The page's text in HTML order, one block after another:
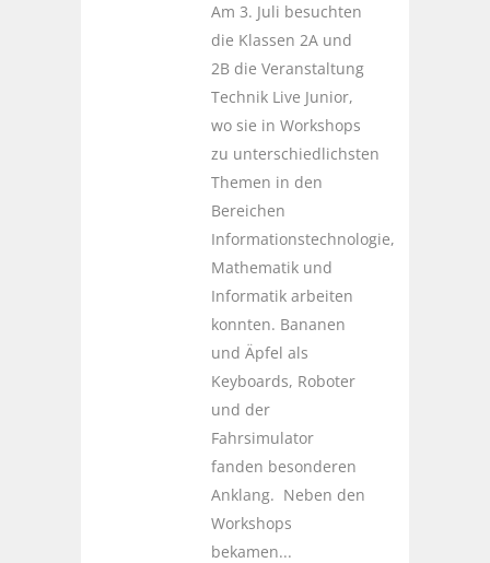
Am 3. Juli besuchten
die Klassen 2A und
2B die Veranstaltung
Technik Live Junior,
wo sie in Workshops
zu unterschiedlichsten
Themen in den
Bereichen
Informationstechnologie,
Mathematik und
Informatik arbeiten
konnten. Bananen
und Äpfel als
Keyboards, Roboter
und der
Fahrsimulator
fanden besonderen
Anklang. Neben den
Workshops
bekamen...